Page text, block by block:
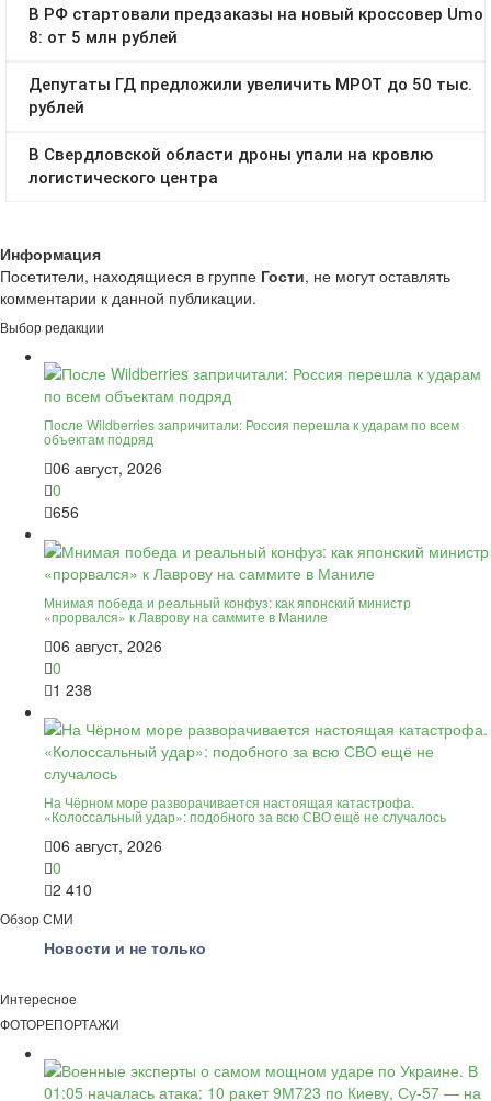
Информация
Посетители, находящиеся в группе Гости, не могут оставлять
комментарии к данной публикации.
Выбор редакции
После Wildberries запричитали: Россия перешла к ударам по всем
объектам подряд
06 август, 2026
0
656
Мнимая победа и реальный конфуз: как японский министр
«прорвался» к Лаврову на саммите в Маниле
06 август, 2026
0
1 238
На Чёрном море разворачивается настоящая катастрофа.
«Колоссальный удар»: подобного за всю СВО ещё не случалось
06 август, 2026
0
2 410
Обзор СМИ
Новости и не только
Интересное
ФОТОРЕПОРТАЖИ